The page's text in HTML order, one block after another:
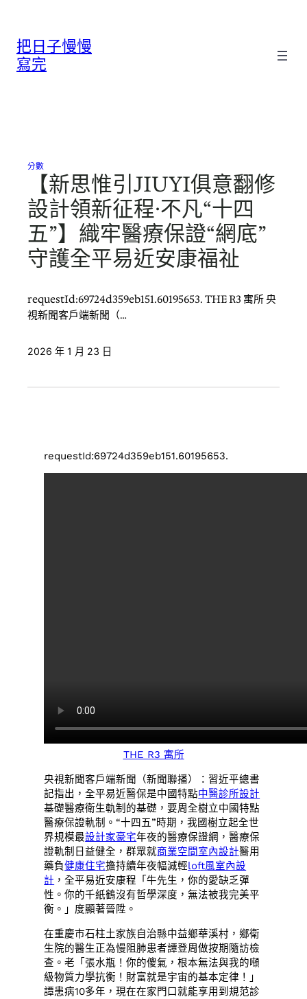
把日子慢慢
寫完
分數
【新思惟引JIUYI俱意翻修
設計領新征程·不凡“十四
五”】織牢醫療保證“網底”
守護全平易近安康福祉
requestId:69724d359eb151.60195653. THE R3 寓所 央
視新聞客戶端新聞（…
2026 年 1 月 23 日
requestId:69724d359eb151.60195653.
THE R3 寓所
央視新聞客戶端新聞（新聞聯播）：習近平總書
記指出，全平易近醫保是中國特點中醫診所設計
基礎醫療衛生軌制的基礎，要周全樹立中國特點
醫療保證軌制。“十四五”時期，我國樹立起全世
界規模最設計家豪宅年夜的醫療保證網，醫療保
證軌制日益健全，群眾就商業空間室內設計醫用
藥負健康住宅擔持續年夜幅減輕loft風室內設
計 ，全平易近安康程「牛先生，你的愛缺乏彈
性。你的千紙鶴沒有哲學深度，無法被我完美平
衡。」度顯著晉陞。
在重慶市石柱土家族自治縣中益鄉華溪村，鄉衛
生院的醫生正為慢阻肺患者譚登周做按期隨訪檢
查。老「張水瓶！你的傻氣，根本無法與我的噸
級物質力學抗衡！財富就是宇宙的基本定律！」
譚患病10多年，現在在家門口就能享用到規范診